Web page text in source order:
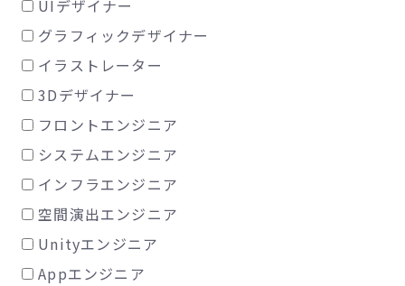
UIデザイナー
グラフィックデザイナー
イラストレーター
3Dデザイナー
フロントエンジニア
システムエンジニア
インフラエンジニア
空間演出エンジニア
Unityエンジニア
Appエンジニア